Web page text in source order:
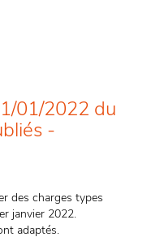
01/2022 du
-
des charges types
janvier 2022.
adaptés.